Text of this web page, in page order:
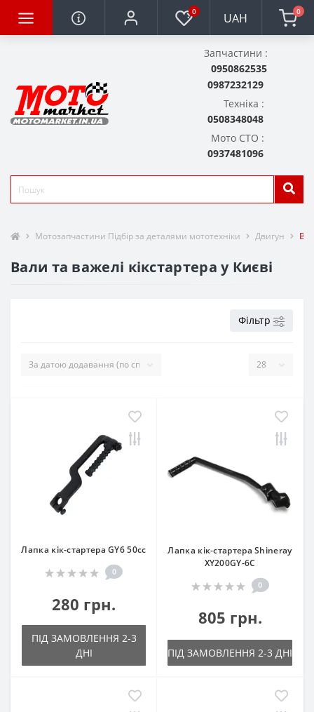
0 UAH 0
Запчастини :
0950862535
0987232129
Техніка :
0508348048
Мото СТО :
0937481096
Мотозапчастини Підбір за деталями мототехніки Двигун
Вали та важелі кікстартера у Києві
Фільтр
Лапка кік-стартера GY6 50cc
0
280 грн.
ПІД ЗАМОВЛЕННЯ 2-3
ДНІ
Лапка кік-стартера Shineray
XY200GY-6C
0
805 грн.
ПІД ЗАМОВЛЕННЯ 2-3 ДНІ